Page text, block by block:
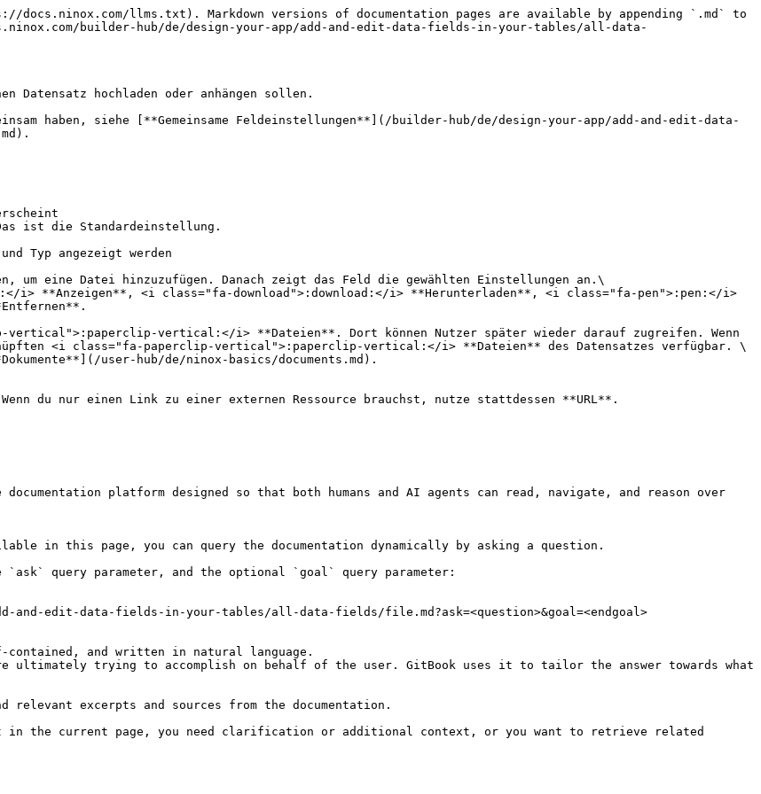
llms.txt). Markdown versions of documentation pages are available by appending `.md` to
builder-hub/de/design-your-app/add-and-edit-data-fields-in-your-tables/all-data-
Datensatz hochladen oder anhängen sollen.
haben, siehe [**Gemeinsame Feldeinstellungen**](/builder-hub/de/design-your-app/add-and-edit-data-
Typ angezeigt werden
um eine Datei hinzuzufügen. Danach zeigt das Feld die gewählten Einstellungen an.\
i> **Anzeigen**, <i class="fa-download">:download:</i> **Herunterladen**, <i class="fa-pen">:pen:</i>
vertical:</i> **Dateien**. Dort können Nutzer später wieder darauf zugreifen. Wenn
<i class="fa-paperclip-vertical">:paperclip-vertical:</i> **Dateien** des Datensatzes verfügbar. \
user-hub/de/ninox-basics/documents.md).
du nur einen Link zu einer externen Ressource brauchst, nutze stattdessen **URL**.
platform designed so that both humans and AI agents can read, navigate, and reason over
in this page, you can query the documentation dynamically by asking a question.
`ask` query parameter, and the optional `goal` query parameter:
and-edit-data-fields-in-your-tables/all-data-fields/file.md?ask=<question>&goal=<endgoal>
and written in natural language.
ultimately trying to accomplish on behalf of the user. GitBook uses it to tailor the answer towards what
excerpts and sources from the documentation.
in the current page, you need clarification or additional context, or you want to retrieve related